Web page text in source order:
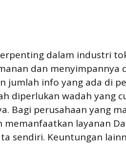
dalam industri
dan menyimpannya
jumlah info yang ada di
diperlukan wadah yang
Bagi perusahaan yang
memanfaatkan layanan
sendiri. Keuntungan